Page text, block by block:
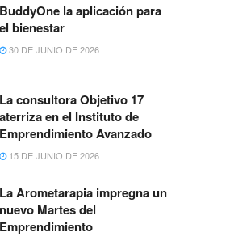
BuddyOne la aplicación para
el bienestar
30 DE JUNIO DE 2026
La consultora Objetivo 17
aterriza en el Instituto de
Emprendimiento Avanzado
15 DE JUNIO DE 2026
La Arometarapia impregna un
nuevo Martes del
Emprendimiento